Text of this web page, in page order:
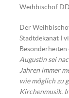
Weihbischof
Der
Stadtdekanat I
Augustin sei
Jahren immer
wie möglich zu
Kirchenmusik.